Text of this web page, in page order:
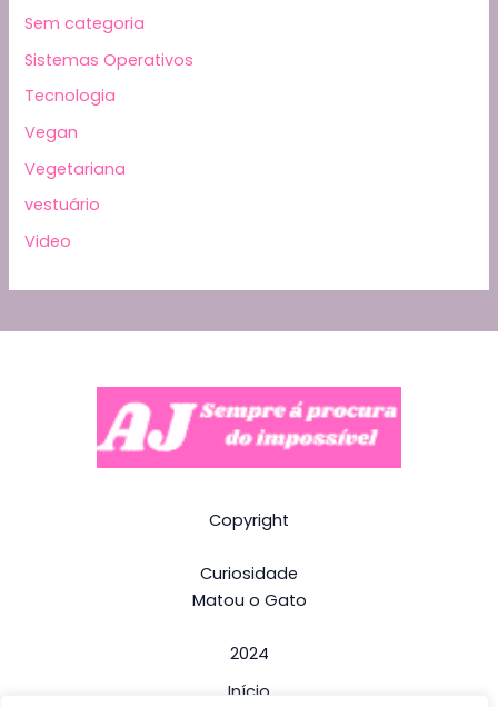
Sem categoria
Sistemas Operativos
Tecnologia
Vegan
Vegetariana
vestuário
Video
Copyright
Curiosidade
Matou o Gato
2024
Início